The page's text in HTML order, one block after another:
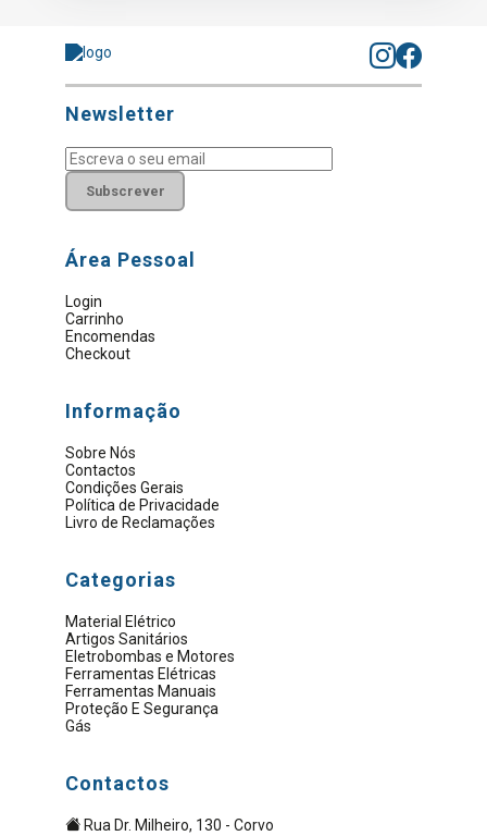
Newsletter
Subscrever
Área Pessoal
Login
Carrinho
Encomendas
Checkout
Informação
Sobre Nós
Contactos
Condições Gerais
Política de Privacidade
Livro de Reclamações
Categorias
Material Elétrico
Artigos Sanitários
Eletrobombas e Motores
Ferramentas Elétricas
Ferramentas Manuais
Proteção E Segurança
Gás
Contactos
Rua Dr. Milheiro, 130 - Corvo